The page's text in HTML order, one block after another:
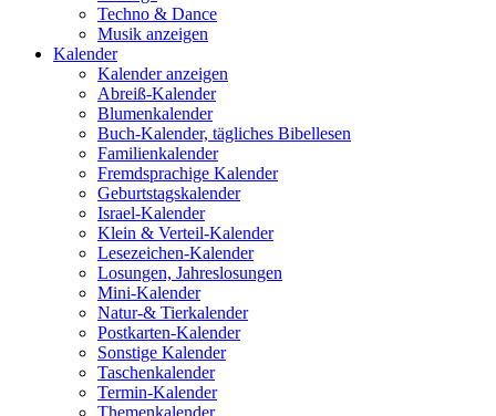
Techno & Dance
Musik anzeigen
Kalender
Kalender anzeigen
Abreiß-Kalender
Blumenkalender
Buch-Kalender, tägliches Bibellesen
Familienkalender
Fremdsprachige Kalender
Geburtstagskalender
Israel-Kalender
Klein & Verteil-Kalender
Lesezeichen-Kalender
Losungen, Jahreslosungen
Mini-Kalender
Natur-& Tierkalender
Postkarten-Kalender
Sonstige Kalender
Taschenkalender
Termin-Kalender
Themenkalender